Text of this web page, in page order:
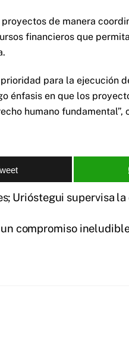
de manera
financieros que
para la ejecución
énfasis en que los
humano fundamental”,
Urióstegui supervisa
compromiso